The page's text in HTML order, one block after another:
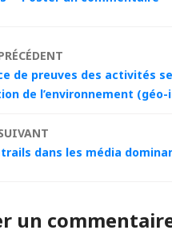
de preuves des activités
de l’environnement
dans les média
un